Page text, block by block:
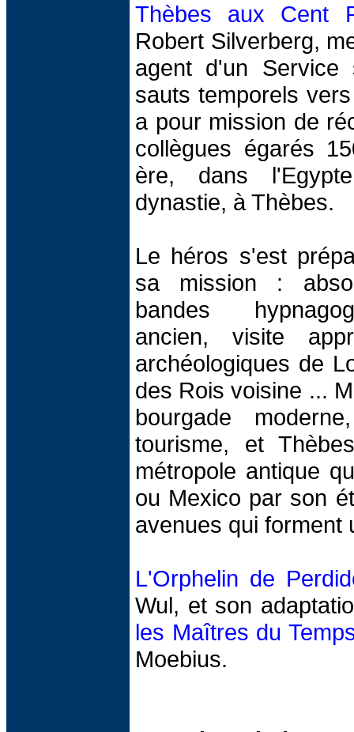
Thèbes aux Cent
Robert Silverberg,
agent d'un Service
sauts temporels
a pour mission de
collègues égarés
ère, dans
dynastie, à Thèbes.
Le héros s'est
sa mission :
bandes
ancien, visite
archéologiques de
des Rois voisine ...
bourgade
tourisme, et
métropole antique
ou Mexico par son
avenues qui forment
L'Orphelin de
Wul, et son
les Maîtres du
Moebius.